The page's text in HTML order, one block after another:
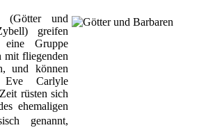
(Götter und
greifen
eine Gruppe
mit fliegenden
und können
Eve Carlyle
rüsten sich
ehemaligen
genannt,